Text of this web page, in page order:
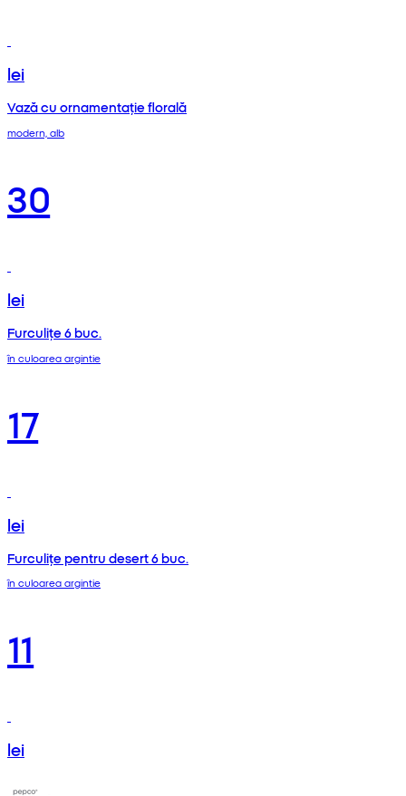
lei
Vază cu ornamentație florală
modern, alb
30
lei
Furculițe 6 buc.
în culoarea argintie
17
lei
Furculițe pentru desert 6 buc.
în culoarea argintie
11
lei